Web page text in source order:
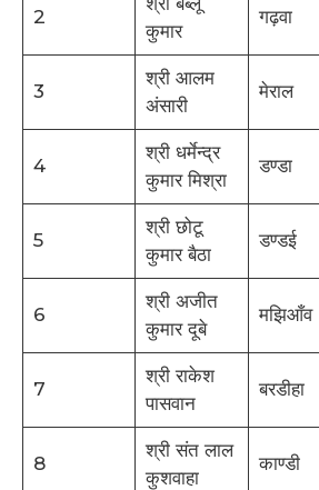
2
कुमार
गढ़वा
3
श्री आलम
अंसारी
मेराल
4
श्री धर्मेन्द्र
कुमार मिश्रा
डण्डा
5
श्री छोटू
कुमार बैठा
डण्डई
6
श्री अजीत
कुमार दूबे
मझिआँव
7
श्री राकेश
पासवान
बरडीहा
8
श्री संत लाल
कुशवाहा
काण्डी